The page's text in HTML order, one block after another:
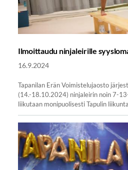
Ilmoittaudu ninjaleirille
16.9.2024
Tapanilan Erän Voimistelujaosto
(14.-18.10.2024) ninjaleirin noin 7-
liikutaan monipuolisesti Tapulin